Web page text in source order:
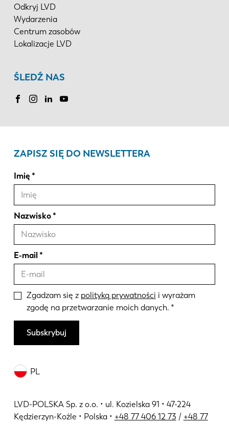
Odkryj LVD
Wydarzenia
Centrum zasobów
Lokalizacje LVD
ŚLEDŹ NAS
PL
LVD-POLSKA Sp. z o.o. • ul. Kozielska 91 • 47-224
Kędzierzyn-Koźle • Polska • +48 77 406 12 73 / +48 77
ZAPISZ SIĘ DO NEWSLETTERA
Imię
Nazwisko
E-mail
Zgadzam się z polityką prywatności i wyrażam
zgodę na przetwarzanie moich danych.
Subskrybuj